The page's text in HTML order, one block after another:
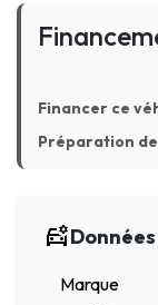
Financer ce
Préparation
Marque